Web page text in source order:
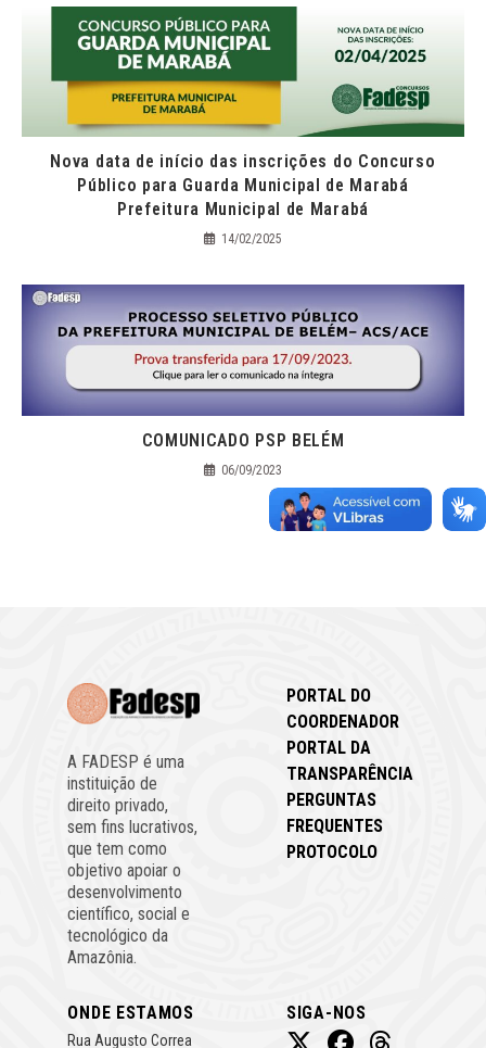
Nova data de início das inscrições do Concurso
Público para Guarda Municipal de Marabá
Prefeitura Municipal de Marabá
14/02/2025
COMUNICADO PSP BELÉM
06/09/2023
A FADESP é uma
instituição de
direito privado,
sem fins lucrativos,
que tem como
objetivo apoiar o
desenvolvimento
científico, social e
tecnológico da
Amazônia.
PORTAL DO
COORDENADOR
PORTAL DA
TRANSPARÊNCIA
PERGUNTAS
FREQUENTES
PROTOCOLO
ONDE ESTAMOS
Rua Augusto Correa
SIGA-NOS